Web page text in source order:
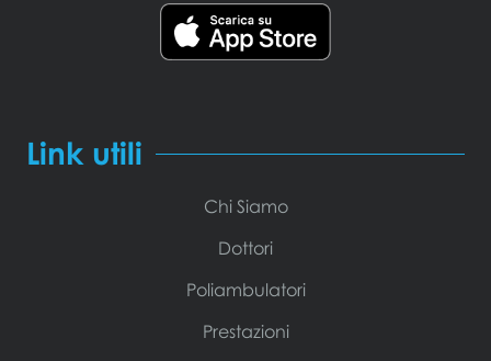
Link utili
Chi Siamo
Dottori
Poliambulatori
Prestazioni